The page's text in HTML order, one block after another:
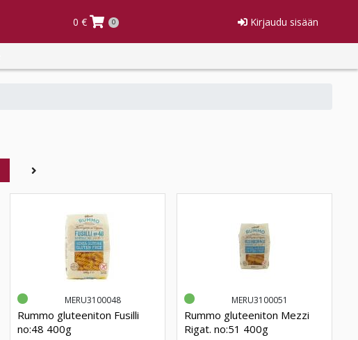
0 € 0 Kirjaudu sisään
(current)
MERU3100048
Rummo gluteeniton Fusilli
no:48 400g
MERU3100051
Rummo gluteeniton Mezzi
Rigat. no:51 400g